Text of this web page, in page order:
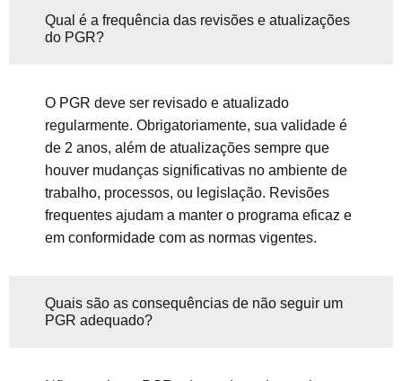
Qual é a frequência das revisões e atualizações
do PGR?
O PGR deve ser revisado e atualizado
regularmente. Obrigatoriamente, sua validade é
de 2 anos, além de atualizações sempre que
houver mudanças significativas no ambiente de
trabalho, processos, ou legislação. Revisões
frequentes ajudam a manter o programa eficaz e
em conformidade com as normas vigentes.
Quais são as consequências de não seguir um
PGR adequado?